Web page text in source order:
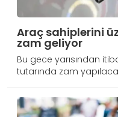
Araç sahiplerini
zam geliyor
Bu gece yarısından
tutarında zam